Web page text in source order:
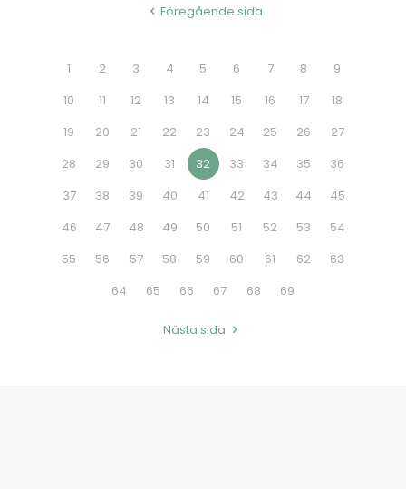
Föregående sida
1 2 3 4 5 6 7 8
9
10
11 12 13 14 15 16 17
18
19
20 21 22 23 24 25 26
27
28
29 30 31 32 33 34 35
36
37
38 39 40 41 42 43 44
45
46
47 48 49 50 51 52 53
54
55
56 57 58 59 60 61 62
63
64
65 66 67 68 69
Nästa sida